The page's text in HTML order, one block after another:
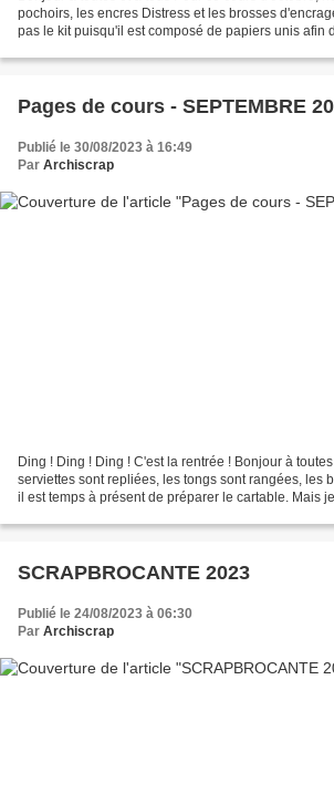
pochoirs, les encres Distress et les brosses
pas le kit puisqu'il est composé de papiers unis afin
Pages de cours - SEPTEMBRE
Publié le 30/08/2023 à 16:49
Par Archiscrap
Ding ! Ding ! Ding ! C'est la rentrée ! Bonjour à
serviettes sont repliées, les tongs sont rangées, les
il est temps à présent de préparer le cartable. Mais
SCRAPBROCANTE 2023
Publié le 24/08/2023 à 06:30
Par Archiscrap